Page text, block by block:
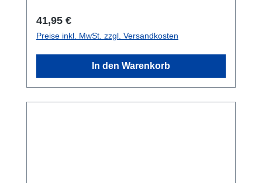
Regulärer Preis:
41,95 €
Preise inkl. MwSt. zzgl. Versandkosten
In den Warenkorb